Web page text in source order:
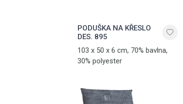
PODUŠKA NA KŘESLO
DES. 895
103 x 50 x 6 cm, 70% bavlna,
30% polyester